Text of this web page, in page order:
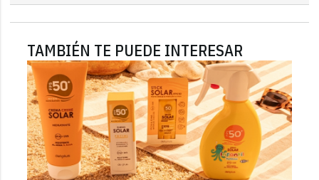
TAMBIÉN TE PUEDE INTERESAR